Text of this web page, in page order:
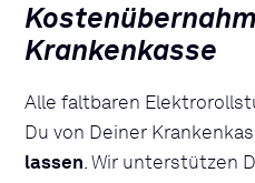
Krankenkasse
Alle faltbaren
Du von Deiner
lassen. Wir unterstützen